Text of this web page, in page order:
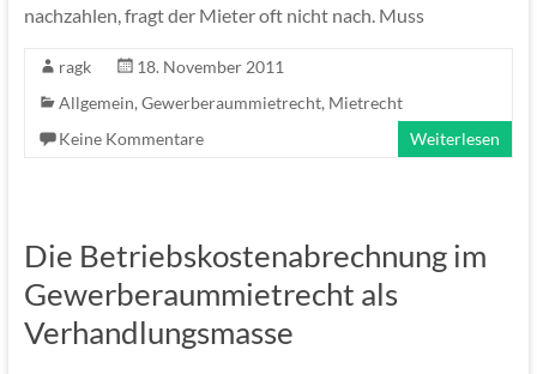
nachzahlen, fragt der Mieter oft nicht nach. Muss
ragk
18. November 2011
Allgemein, Gewerberaummietrecht, Mietrecht
Keine Kommentare
Weiterlesen
Die Betriebskostenabrechnung im
Gewerberaummietrecht als
Verhandlungsmasse